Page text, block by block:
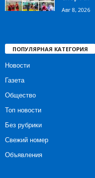
Авг 8, 2026
ПОПУЛЯРНАЯ КАТЕГОРИЯ
Новости
Газета
Общество
Топ новости
Без рубрики
Свежий номер
Объявления